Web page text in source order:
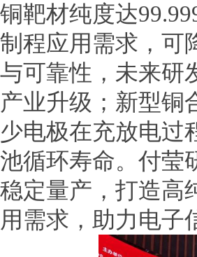
铜靶材纯度达
制程应用需求，可
与可靠性，未来研
产业升级；新型铜
少电极在充放电过
池循环寿命。付莹
稳定量产，打造高
用需求，助力电子